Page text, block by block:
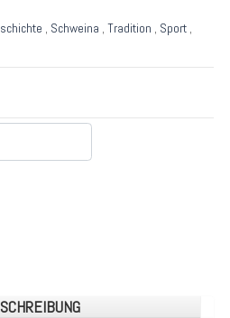
, Schweina , Tradition , Sport ,